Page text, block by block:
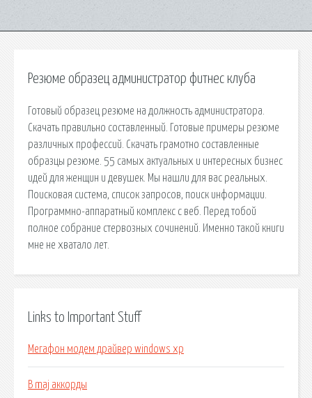
Резюме образец администратор фитнес клуба
Готовый образец резюме на должность администратора.
Скачать правильно составленный. Готовые примеры резюме
различных профессий. Скачать грамотно составленные
образцы резюме. 55 самых актуальных и интересных бизнес
идей для женщин и девушек. Мы нашли для вас реальных.
Поисковая сиcтема, список запросов, поиск информации.
Программно-аппаратный комплекс с веб. Перед тобой
полное собрание стервозных сочинений. Именно такой книги
мне не хватало лет.
Links to Important Stuff
Мегафон модем драйвер windows xp
B maj аккорды